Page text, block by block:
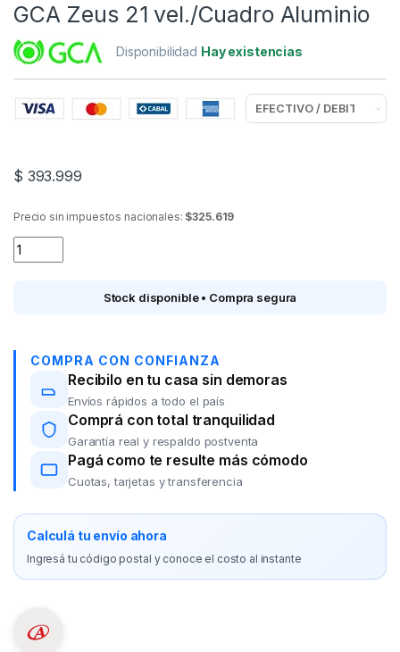
GCA Zeus 21 vel./Cuadro Aluminio
Disponibilidad Hay existencias
$ 393.999
Precio sin impuestos nacionales: $325.619
Bicicleta Todo terreno Rodado 29 GCA Zeus 21 vel./Cuadro
Stock disponible • Compra segura
COMPRA CON CONFIANZA
Recibilo en tu casa sin demoras
Envíos rápidos a todo el país
Comprá con total tranquilidad
Garantía real y respaldo postventa
Pagá como te resulte más cómodo
Cuotas, tarjetas y transferencia
Calculá tu envío ahora
Ingresá tu código postal y conoce el costo al instante